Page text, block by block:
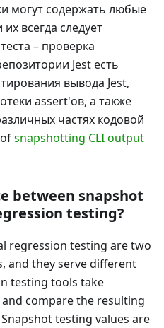
могут содержать любые
всегда следует
– проверка
Jest есть
вывода Jest,
assert'ов, а также
частях кодовой
snapshotting CLI output
between snapshot
testing?
regression testing are two
and they serve different
testing tools take
compare the resulting
testing values are